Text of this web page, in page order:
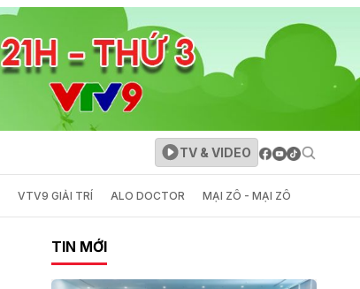
TV & VIDEO
VTV9 GIẢI TRÍ ALO DOCTOR MẠI ZÔ - MẠI ZÔ
TIN MỚI